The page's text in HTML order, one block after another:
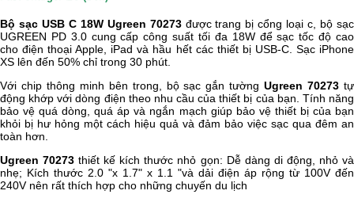
Bộ sạc USB C 18W Ugreen 70273được trang bị cổng loại c, bộ sạc
UGREEN PD 3.0 cung cấp công suất tối đa 18W để sạc tốc độ cao
cho điện thoại Apple, iPad và hầu hết các thiết bị USB-C. Sạc iPhone
XS lên đến 50% chỉ trong 30 phút.
Với chip thông minh bên trong, bộ sạc gắn tườngUgreen 70273 tự
động khớp với dòng điện theo nhu cầu của thiết bị của bạn. Tính năng
bảo vệ quá dòng, quá áp và ngắn mạch giúp bảo vệ thiết bị của bạn
khỏi bị hư hỏng một cách hiệu quả và đảm bảo việc sạc qua đêm an
toàn hơn.
Ugreen 70273thiết kế kích thước nhỏ gọn: Dễ dàng di động, nhỏ và
nhẹ; Kích thước 2.0 "x 1.7" x 1.1 "và dải điện áp rộng từ 100V đến
240V nên rất thích hợp cho những chuyến du lịch